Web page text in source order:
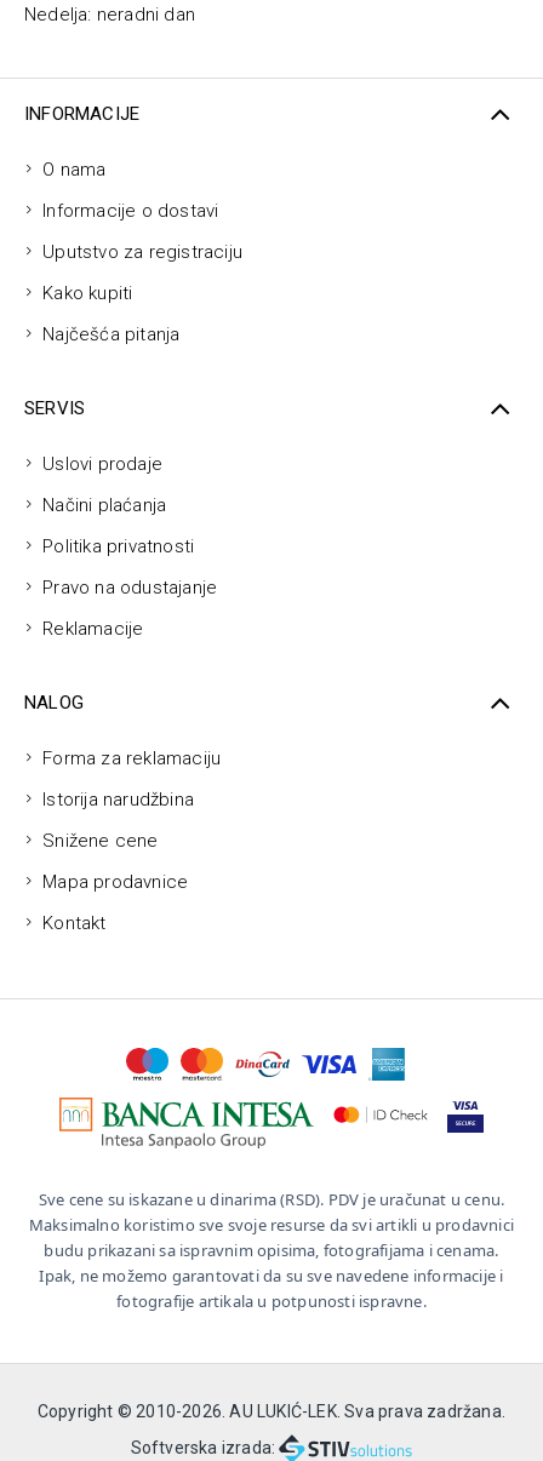
Nedelja: neradni dan
INFORMACIJE
O nama
Informacije o dostavi
Uputstvo za registraciju
Kako kupiti
Najčešća pitanja
SERVIS
Uslovi prodaje
Načini plaćanja
Politika privatnosti
Pravo na odustajanje
Reklamacije
NALOG
Forma za reklamaciju
Istorija narudžbina
Snižene cene
Mapa prodavnice
Kontakt
Sve cene su iskazane u dinarima (RSD). PDV je uračunat u cenu.
Maksimalno koristimo sve svoje resurse da svi artikli u prodavnici
budu prikazani sa ispravnim opisima, fotografijama i cenama.
Ipak, ne možemo garantovati da su sve navedene informacije i
fotografije artikala u potpunosti ispravne.
Copyright © 2010-2026. AU LUKIĆ-LEK. Sva prava zadržana.
Softverska izrada: